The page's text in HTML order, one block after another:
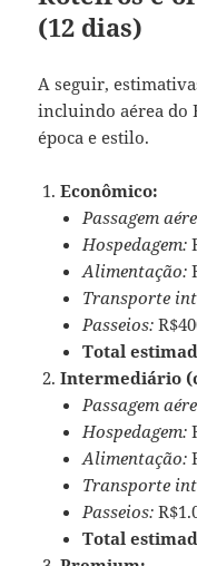
(12 dias)
A seguir,
incluindo aérea do
época e estilo.
Econômico:
Passagem
Hospedagem:
Alimentação:
Transporte
Passeios:
Total
Intermediário
Passagem
Hospedagem:
Alimentação:
Transporte
Passeios:
Total